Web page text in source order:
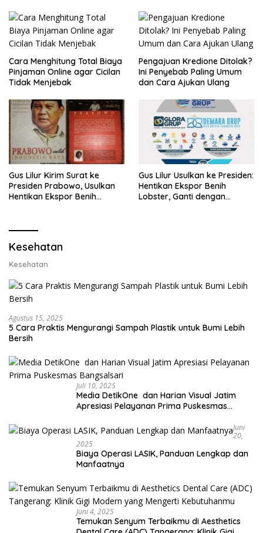
Cara Menghitung Total Biaya
Pinjaman Online agar Cicilan
Tidak Menjebak
Pengajuan Kredione Ditolak?
Ini Penyebab Paling Umum
dan Cara Ajukan Ulang
Gus Lilur Kirim Surat ke
Presiden Prabowo, Usulkan
Hentikan Ekspor Benih
Gus Lilur Usulkan ke Presiden:
Hentikan Ekspor Benih
Lobster, Ganti dengan
Kesehatan
Kesehatan
Agustus 15, 2025
5 Cara Praktis Mengurangi Sampah Plastik untuk Bumi Lebih
Bersih
Juli 10, 2025
Media DetikOne dan Harian Visual Jatim
Apresiasi Pelayanan Prima Puskesmas
Juni
20,
2025
Biaya Operasi LASIK, Panduan Lengkap dan
Manfaatnya
Juni 4, 2025
Temukan Senyum Terbaikmu di Aesthetics